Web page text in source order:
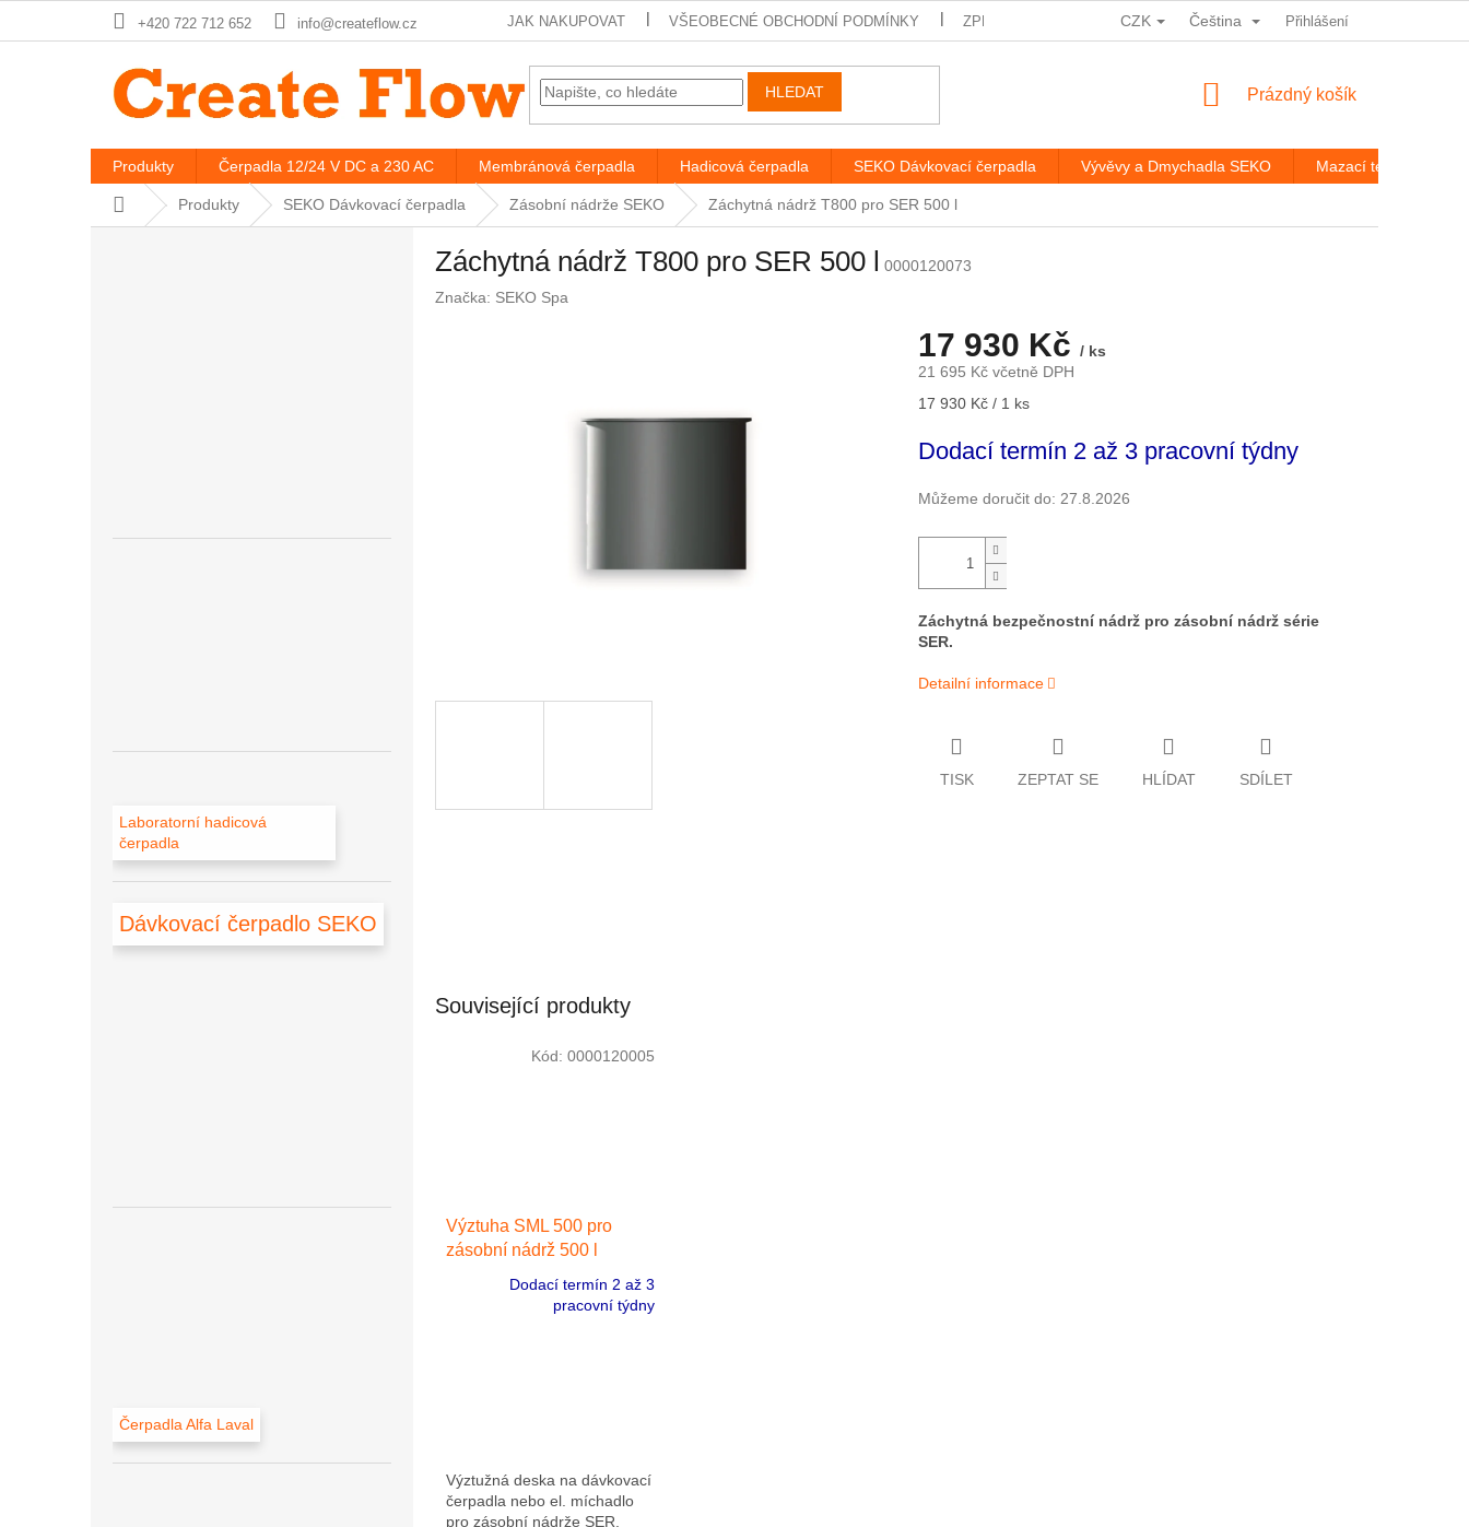
+420 722 712 652 info@createflow.cz JAK NAKUPOVAT VŠEOBECNÉ OBCHODNÍ PODMÍNKY ZPRACOVÁNÍ OSOBNÍCH ÚDAJŮ HODNOCENÍ OBCHODU
CZK Čeština Přihlášení
HLEDAT
NÁKUPNÍ
Prázdný košík
Produkty Čerpadla 12/24 V DC a 230 AC Membránová čerpadla Hadicová čerpadla SEKO Dávkovací čerpadla Vývěvy a Dmychadla SEKO Mazací technika
Domů Produkty SEKO Dávkovací čerpadla Zásobní nádrže SEKO Záchytná nádrž T800 pro SER 500 l
Laboratorní hadicová
čerpadla
Dávkovací čerpadlo SEKO
Čerpadla Alfa Laval
Záchytná nádrž T800 pro SER 500 l 0000120073
Značka: SEKO Spa
17 930 Kč / ks
21 695 Kč včetně DPH
Měrná
17 930 Kč / 1 ks
Dodací termín 2 až 3 pracovní týdny
Můžeme doručit do: 27.8.2026
Záchytná bezpečnostní nádrž pro zásobní nádrž série
SER.
Detailní informace
TISK ZEPTAT SE HLÍDAT SDÍLET
Související produkty
Výztuha SML 500 pro
zásobní nádrž 500 l
Dodací termín 2 až 3
pracovní týdny
Výztužná deska na dávkovací
čerpadla nebo el. míchadlo
pro zásobní nádrže SER.
Kód: 0000120005